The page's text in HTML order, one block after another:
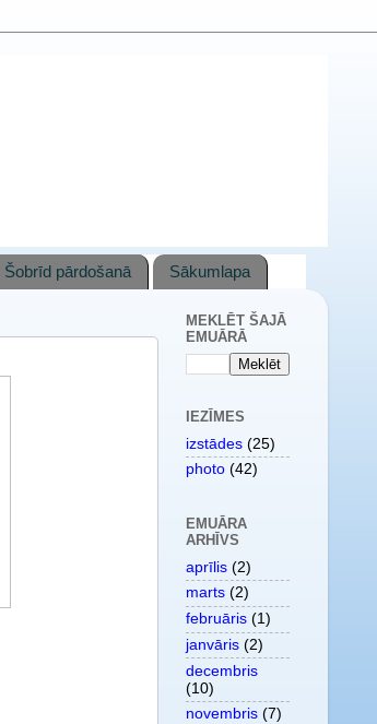
Šobrīd pārdošanā Sākumlapa
MEKLĒT ŠAJĀ
EMUĀRĀ
IEZĪMES
izstādes (25)
photo (42)
EMUĀRA
ARHĪVS
aprīlis (2)
marts (2)
februāris (1)
janvāris (2)
decembris
(10)
novembris (7)